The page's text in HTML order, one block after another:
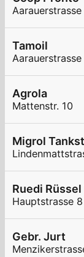
Tamoil
Agrola
Mattenstr. 10
Migrol
Hauptstrasse 8
Gebr. Jurt